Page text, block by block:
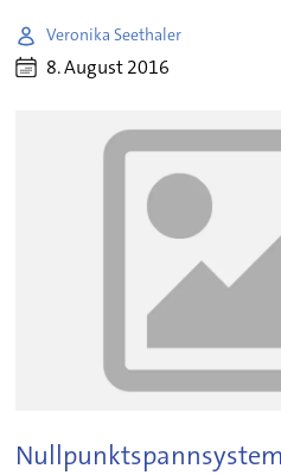
Veronika Seethaler
8. August 2016